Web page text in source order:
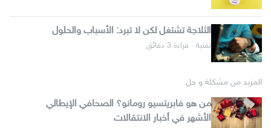
الثلاجة تشتغل لكن لا تبرد: الأسباب والحلول
تقنية · قراءة 3 دقائق
المزيد من مشكلة و حل
من هو فابريتسيو رومانو؟ الصحافي الإيطالي
الأشهر في أخبار الانتقالات